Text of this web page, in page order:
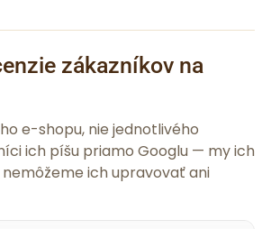
zákazníkov na
e-shopu, nie jednotlivého
ich píšu priamo Googlu — my ich
ich upravovať ani